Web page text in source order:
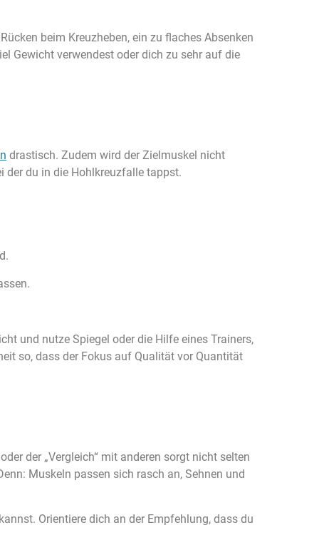
beim Kreuzheben, ein zu flaches Absenken
Gewicht verwendest oder dich zu sehr auf die
drastisch. Zudem wird der Zielmuskel nicht
der du in die Hohlkreuzfalle tappst.
und nutze Spiegel oder die Hilfe eines Trainers,
so, dass der Fokus auf Qualität vor Quantität
der „Vergleich“ mit anderen sorgt nicht selten
Muskeln passen sich rasch an, Sehnen und
Orientiere dich an der Empfehlung, dass du